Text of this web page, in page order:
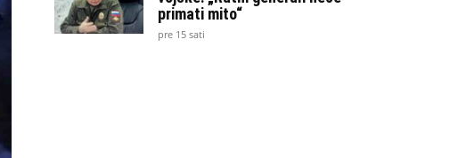
primati mito“
pre 15 sati